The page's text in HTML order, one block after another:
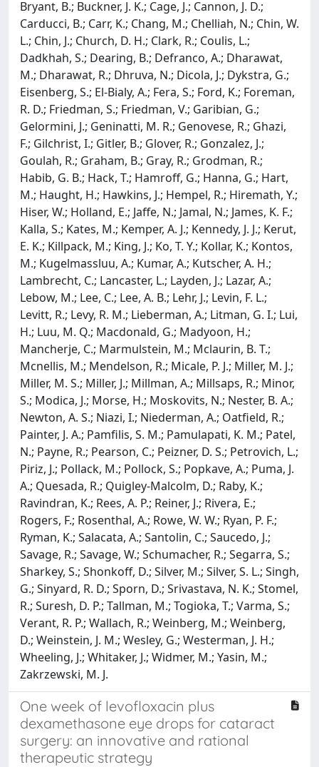
One week of levofloxacin plus
dexamethasone eye drops for cataract
surgery: an innovative and rational
therapeutic strategy